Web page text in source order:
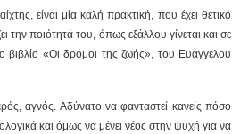
είναι μία καλή πρακτική, που έχει θετικό
ποιότητά του, όπως εξάλλου γίνεται και σε
«Οι δρόμοι της ζωής», του Ευάγγελου
αγνός. Αδύνατο να φανταστεί κανείς πόσο
και όμως να μένει νέος στην ψυχή για να